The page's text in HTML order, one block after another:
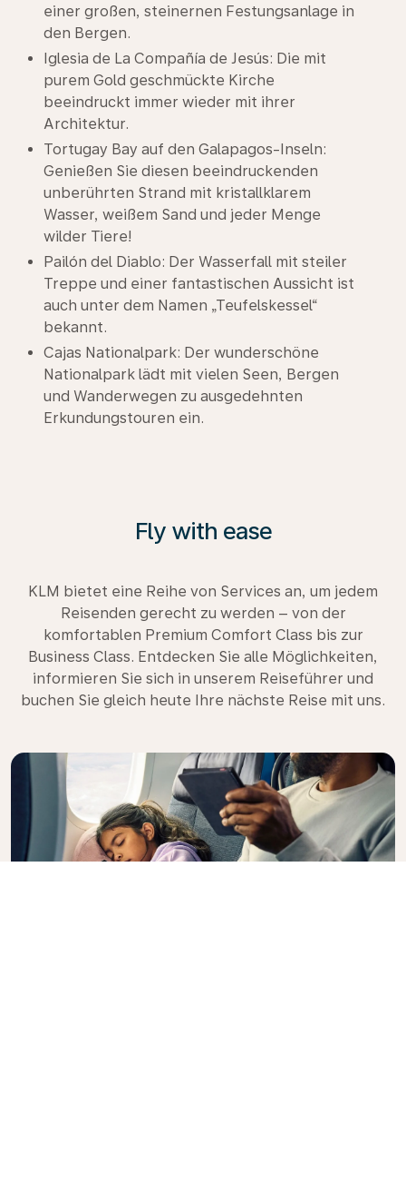
einer großen, steinernen Festungsanlage in
den Bergen.
Iglesia de La Compañía de Jesús: Die mit
purem Gold geschmückte Kirche
beeindruckt immer wieder mit ihrer
Architektur.
Tortugay Bay auf den Galapagos-Inseln:
Genießen Sie diesen beeindruckenden
unberührten Strand mit kristallklarem
Wasser, weißem Sand und jeder Menge
wilder Tiere!
Pailón del Diablo: Der Wasserfall mit steiler
Treppe und einer fantastischen Aussicht ist
auch unter dem Namen „Teufelskessel“
bekannt.
Cajas Nationalpark: Der wunderschöne
Nationalpark lädt mit vielen Seen, Bergen
und Wanderwegen zu ausgedehnten
Erkundungstouren ein.
Fly with ease
KLM bietet eine Reihe von Services an, um jedem
Reisenden gerecht zu werden – von der
komfortablen Premium Comfort Class bis zur
Business Class. Entdecken Sie alle Möglichkeiten,
informieren Sie sich in unserem Reiseführer und
buchen Sie gleich heute Ihre nächste Reise mit uns.